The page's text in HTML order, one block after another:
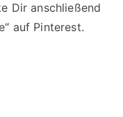
Dir anschließend
auf Pinterest.